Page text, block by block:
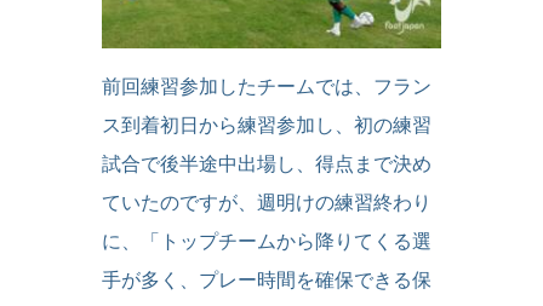
前回練習参加したチームでは、フラン
ス到着初日から練習参加し、初の練習
試合で後半途中出場し、得点まで決め
ていたのですが、週明けの練習終わり
に、「トップチームから降りてくる選
手が多く、プレー時間を確保できる保